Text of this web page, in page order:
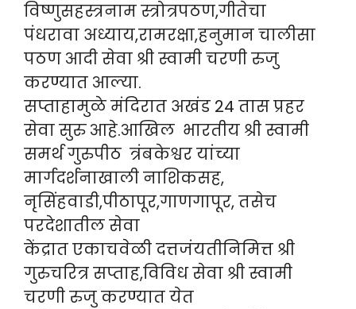
विष्णुसहस्त्रनाम स्त्रोत्रपठण,गीतेचा
पंधरावा अध्याय,रामरक्षा,हनुमान चालीसा
पठण आदी सेवा श्री स्वामी चरणी रुजु
करण्यात आल्या.
सप्ताहामुळे मंदिरात अखंड 24 तास प्रहर
सेवा सुरु आहे.आखिल भारतीय श्री स्वामी
समर्थ गुरुपीठ त्रंबकेश्वर यांच्या
मार्गदर्शनाखाली नाशिकसह,
नृसिंहवाडी,पीठापूर,गाणगापूर, तसेच
परदेशातील सेवा
केंद्रात एकाचवेळी दत्तजंयतीनिमित्त श्री
गुरुचरित्र सप्ताह,विविध सेवा श्री स्वामी
चरणी रुजु करण्यात येत